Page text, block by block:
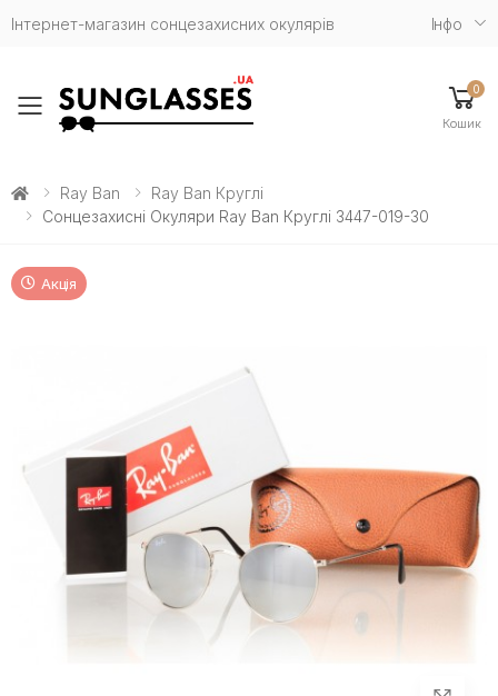
Інтернет-магазин сонцезахисних окулярів Iнфо
Toggle mobile menu
0
Кошик
Ray Ban
Ray Ban Круглі
Сонцезахисні Окуляри Ray Ban Круглі 3447-019-30
Акція